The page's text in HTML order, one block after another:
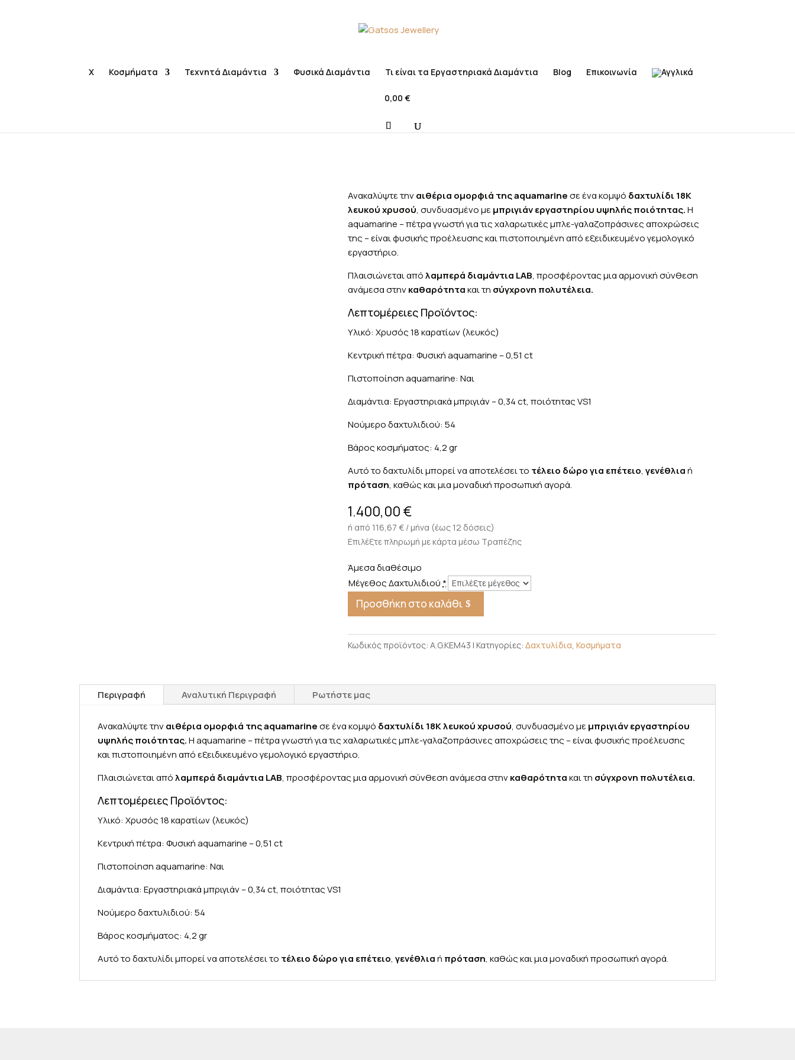
X Κοσμήματα Τεχνητά Διαμάντια Φυσικά Διαμάντια Τι είναι τα Εργαστηριακά Διαμάντια Blog Επικοινωνία
0,00 €
Αρχική Κοσμήματα Δαχτυλίδια
Ανακαλύψτε τηναιθέρια ομορφιά της aquamarineσε ένα κομψό δαχτυλίδι 18K
λευκού χρυσού, συνδυασμένο με μπριγιάν εργαστηρίου υψηλής ποιότητας.Η
aquamarine – πέτρα γνωστή για τις χαλαρωτικές μπλε-γαλαζοπράσινες αποχρώσεις
της – είναι φυσικής προέλευσης και πιστοποιημένη από εξειδικευμένο γεμολογικό
εργαστήριο.
Πλαισιώνεται απόλαμπερά διαμάντια LAB, προσφέροντας μια αρμονική σύνθεση
ανάμεσα στηνκαθαρότητακαι τη σύγχρονη πολυτέλεια.
Λεπτομέρειες Προϊόντος:
Υλικό: Χρυσός 18 καρατίων (λευκός)
Κεντρική πέτρα: Φυσική aquamarine – 0,51 ct
Πιστοποίηση aquamarine: Ναι
Διαμάντια: Εργαστηριακά μπριγιάν – 0,34 ct, ποιότητας VS1
Νούμερο δαχτυλιδιού: 54
Βάρος κοσμήματος: 4,2 gr
Αυτό το δαχτυλίδι μπορεί να αποτελέσει το τέλειο δώρο για επέτειο,γενέθλιαή
πρόταση, καθώς και μια μοναδική προσωπική αγορά.
1.400,00€
ή από 116,67 € / μήνα (έως 12 δόσεις)
Επιλέξτε πληρωμή με κάρτα μέσω Τραπέζης
Άμεσα διαθέσιμο
Μέγεθος Δαχτυλιδιού *
Προσθήκη στο καλάθι
Κωδικός προϊόντος:A.G.KEM43 Κατηγορίες:Δαχτυλίδια,Κοσμήματα
Περιγραφή Αναλυτική Περιγραφή Ρωτήστε μας
Ανακαλύψτε τηναιθέρια ομορφιά της aquamarineσε ένα κομψό δαχτυλίδι 18K λευκού χρυσού, συνδυασμένο με μπριγιάν εργαστηρίου
υψηλής ποιότητας.Η aquamarine – πέτρα γνωστή για τις χαλαρωτικές μπλε-γαλαζοπράσινες αποχρώσεις της – είναι φυσικής προέλευσης
και πιστοποιημένη από εξειδικευμένο γεμολογικό εργαστήριο.
Πλαισιώνεται απόλαμπερά διαμάντια LAB, προσφέροντας μια αρμονική σύνθεση ανάμεσα στηνκαθαρότητακαι τη σύγχρονη πολυτέλεια.
Λεπτομέρειες Προϊόντος:
Υλικό: Χρυσός 18 καρατίων (λευκός)
Κεντρική πέτρα: Φυσική aquamarine – 0,51 ct
Πιστοποίηση aquamarine: Ναι
Διαμάντια: Εργαστηριακά μπριγιάν – 0,34 ct, ποιότητας VS1
Νούμερο δαχτυλιδιού: 54
Βάρος κοσμήματος: 4,2 gr
Αυτό το δαχτυλίδι μπορεί να αποτελέσει το τέλειο δώρο για επέτειο,γενέθλιαή πρόταση, καθώς και μια μοναδική προσωπική αγορά.